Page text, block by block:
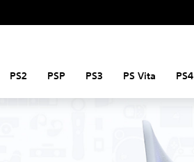
PS2 PSP PS3 PS Vita PS4